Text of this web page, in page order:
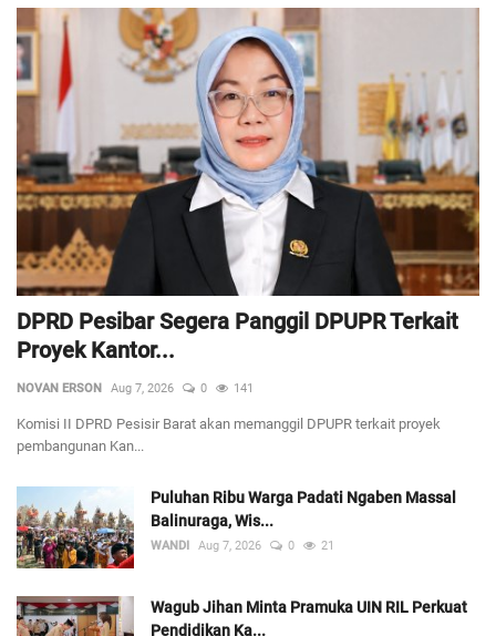
DPRD Pesibar Segera Panggil DPUPR Terkait
Proyek Kantor...
NOVAN ERSON Aug 7, 2026 0 141
Komisi II DPRD Pesisir Barat akan memanggil DPUPR terkait proyek
pembangunan Kan...
Puluhan Ribu Warga Padati Ngaben Massal
Balinuraga, Wis...
WANDI Aug 7, 2026 0 21
Wagub Jihan Minta Pramuka UIN RIL Perkuat
Pendidikan Ka...